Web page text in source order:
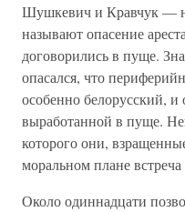
Шушкевич и Кравчук —
называют опасение
договорились в пуще.
опасался, что
особенно белорусский,
выработанной в пуще.
которого они,
моральном плане
Около одиннадцати